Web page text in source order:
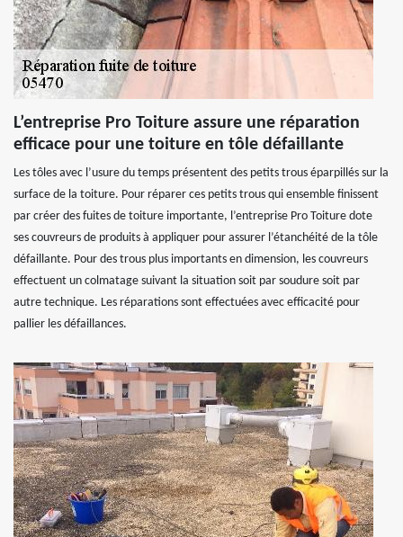
L’entreprise Pro Toiture assure une réparation
efficace pour une toiture en tôle défaillante
Les tôles avec l’usure du temps présentent des petits trous éparpillés sur la
surface de la toiture. Pour réparer ces petits trous qui ensemble finissent
par créer des fuites de toiture importante, l’entreprise Pro Toiture dote
ses couvreurs de produits à appliquer pour assurer l’étanchéité de la tôle
défaillante. Pour des trous plus importants en dimension, les couvreurs
effectuent un colmatage suivant la situation soit par soudure soit par
autre technique. Les réparations sont effectuées avec efficacité pour
pallier les défaillances.